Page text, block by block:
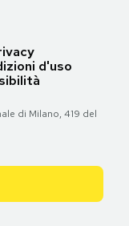
d'uso
di Milano, 419 del